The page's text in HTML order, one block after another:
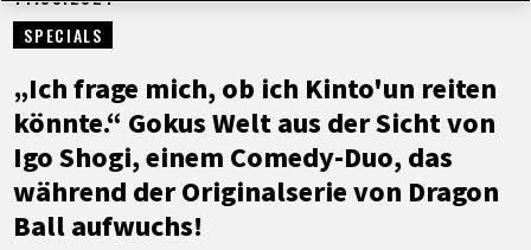
NEUES
HIGHLIGHTS
VIDEOS
SPECIALS
SPECIALS
„Ich frage mich, ob ich Kinto'un reiten
könnte.“ Gokus Welt aus der Sicht von
Igo Shogi, einem Comedy-Duo, das
während der Originalserie von Dragon
Ball aufwuchs!